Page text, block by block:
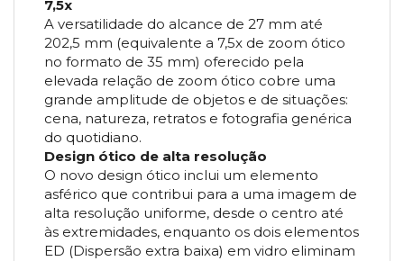
7,5x
A versatilidade do alcance de 27 mm até
202,5 mm (equivalente a 7,5x de zoom ótico
no formato de 35 mm) oferecido pela
elevada relação de zoom ótico cobre uma
grande amplitude de objetos e de situações:
cena, natureza, retratos e fotografia genérica
do quotidiano.
Design ótico de alta resolução
O novo design ótico inclui um elemento
asférico que contribui para a uma imagem de
alta resolução uniforme, desde o centro até
às extremidades, enquanto os dois elementos
ED (Dispersão extra baixa) em vidro eliminam